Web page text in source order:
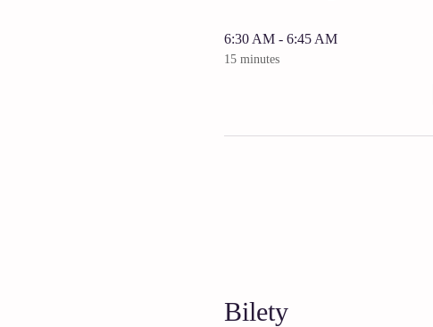
6:30 AM - 6:45 AM
15 minutes
Bilety